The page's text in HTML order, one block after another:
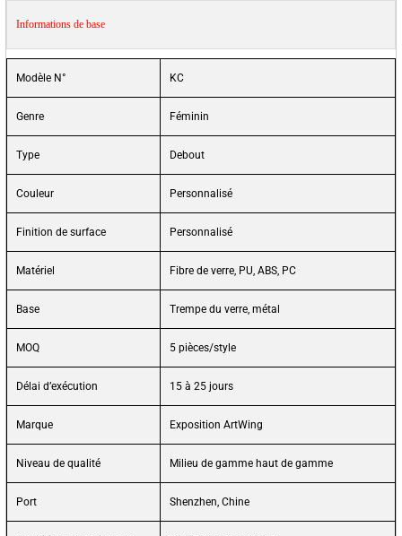
Informations de base
Modèle N° KC
Genre Féminin
Type Debout
Couleur Personnalisé
Finition de surface Personnalisé
Matériel Fibre de verre, PU, ABS, PC
Base Trempe du verre, métal
MOQ 5 pièces/style
Délai d’exécution 15 à 25 jours
Marque Exposition ArtWing
Niveau de qualité Milieu de gamme haut de gamme
Port Shenzhen, Chine